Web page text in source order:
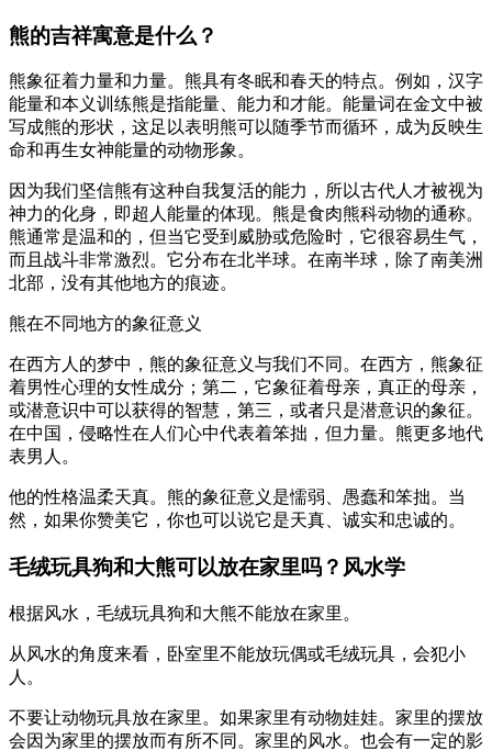
熊的吉祥寓意是什么？
熊象征着力量和力量。熊具有冬眠和春天的特点。例如，汉字
能量和本义训练熊是指能量、能力和才能。能量词在金文中被
写成熊的形状，这足以表明熊可以随季节而循环，成为反映生
命和再生女神能量的动物形象。
因为我们坚信熊有这种自我复活的能力，所以古代人才被视为
神力的化身，即超人能量的体现。熊是食肉熊科动物的通称。
熊通常是温和的，但当它受到威胁或危险时，它很容易生气，
而且战斗非常激烈。它分布在北半球。在南半球，除了南美洲
北部，没有其他地方的痕迹。
熊在不同地方的象征意义
在西方人的梦中，熊的象征意义与我们不同。在西方，熊象征
着男性心理的女性成分；第二，它象征着母亲，真正的母亲，
或潜意识中可以获得的智慧，第三，或者只是潜意识的象征。
在中国，侵略性在人们心中代表着笨拙，但力量。熊更多地代
表男人。
他的性格温柔天真。熊的象征意义是懦弱、愚蠢和笨拙。当
然，如果你赞美它，你也可以说它是天真、诚实和忠诚的。
毛绒玩具狗和大熊可以放在家里吗？风水学
根据风水，毛绒玩具狗和大熊不能放在家里。
从风水的角度来看，卧室里不能放玩偶或毛绒玩具，会犯小
人。
不要让动物玩具放在家里。如果家里有动物娃娃。家里的摆放
会因为家里的摆放而有所不同。家里的风水。也会有一定的影